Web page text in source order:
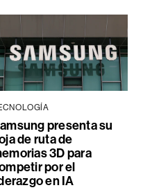
presenta su
de ruta de
3D para
por el
en IA